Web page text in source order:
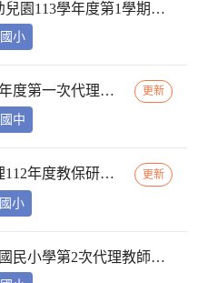
臺中市大雅區大雅國小附設幼兒園113學年度第1學期【代理教師】招考甄選錄取公告，已足額錄取，不續辦甄選作業。
小
臺中市立爽文國民中學113學年度第一次代理教師甄選簡章(一次公告分次招考) 更新
中
臺中市西區忠信國小附幼辦理112年度教保研習─ 「嬰幼用藥安全~就是「藥」你好好的」，請鼓勵貴校(園)教保服務人員踴躍參加 更新
小
110學年度臺中市大雅區大雅國民小學第2次代理教師甄選第2次招考結果公告